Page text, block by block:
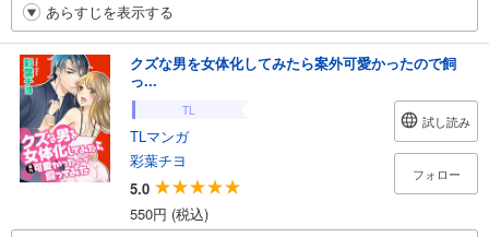
あらすじを表示する
クズな男を女体化してみたら案外可愛かったので飼
っ...
TL
TLマンガ
彩葉チヨ
5.0
550円 (税込)
試し読み
フォロー